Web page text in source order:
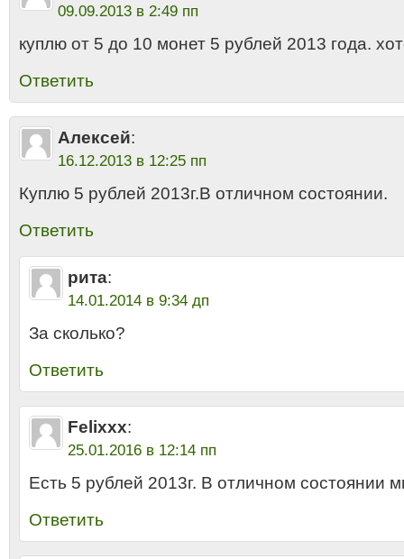
09.09.2013 в 2:49 пп
куплю от 5 до 10 монет 5 рублей 2013 года.
Ответить
Алексей:
16.12.2013 в 12:25 пп
Куплю 5 рублей 2013г.В отличном состоянии.
Ответить
рита:
14.01.2014 в 9:34 дп
За сколько?
Ответить
Felixxx:
25.01.2016 в 12:14 пп
Есть 5 рублей 2013г. В отличном состоянии
Ответить